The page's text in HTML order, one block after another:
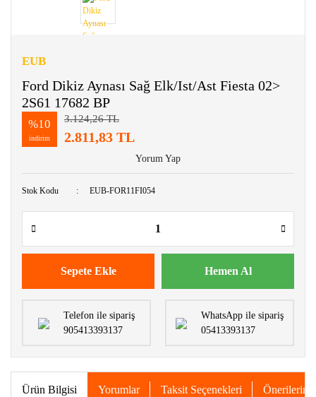
EUB
Ford Dikiz Aynası Sağ Elk/Ist/Ast Fiesta 02>
2S61 17682 BP
%10
indirim
3.124,26 TL
2.811,83 TL
Yorum Yap
Stok Kodu EUB-FOR11FI054
Sepete Ekle Hemen Al
Telefon ile sipariş
905413393137
WhatsApp ile sipariş
05413393137
Ürün Bilgisi Yorumlar Taksit Seçenekleri Önerileriniz